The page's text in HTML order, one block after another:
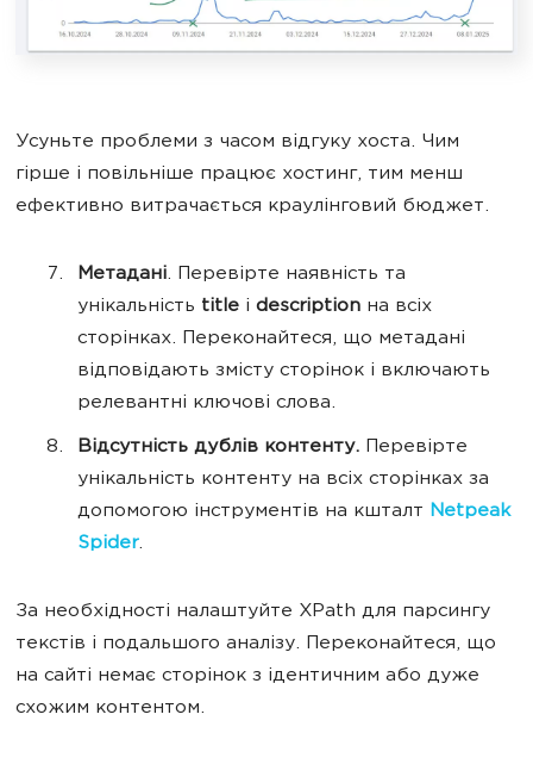
Усуньте проблеми з часом відгуку хоста. Чим
гірше і повільніше працює хостинг, тим менш
ефективно витрачається краулінговий бюджет.
Метадані. Перевірте наявність та
унікальність title і description на всіх
сторінках. Переконайтеся, що метадані
відповідають змісту сторінок і включають
релевантні ключові слова.
Відсутність дублів контенту. Перевірте
унікальність контенту на всіх сторінках за
допомогою інструментів на кшталт Netpeak
Spider.
За необхідності налаштуйте XPath для парсингу
текстів і подальшого аналізу. Переконайтеся, що
на сайті немає сторінок з ідентичним або дуже
схожим контентом.